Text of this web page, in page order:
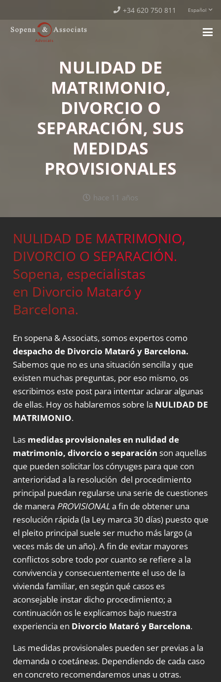
+34 620 750 811 Español
NULIDAD DE
MATRIMONIO,
DIVORCIO O
SEPARACIÓN, SUS
MEDIDAS
PROVISIONALES
hace 11 años
NULIDAD DE MATRIMONIO,
DIVORCIO O SEPARACIÓN.
Sopena, especialistas
en Divorcio Mataró y
Barcelona.
En sopena & Associats, somos expertos como
despacho de Divorcio Mataró y Barcelona.
Sabemos que no es una situación sencilla y que
existen muchas preguntas, por eso mismo, os
escribimos este post para intentar aclarar algunas
de ellas. Hoy os hablaremos sobre la NULIDAD DE
MATRIMONIO.
Las medidas provisionales en nulidad de
matrimonio, divorcio o separación son aquellas
que pueden solicitar los cónyuges para que con
anterioridad a la resolución del procedimiento
principal puedan regularse una serie de cuestiones
de manera PROVISIONALa fin de obtener una
resolución rápida (la Ley marca 30 días) puesto que
el pleito principal suele ser mucho más largo (a
veces más de un año). A fin de evitar mayores
conflictos sobre todo por cuanto se refiere a la
convivencia y consecuentemente el uso de la
vivienda familiar, en según qué casos es
aconsejable instar dicho procedimiento; a
continuación os le explicamos bajo nuestra
experiencia en Divorcio Mataró y Barcelona.
Las medidas provisionales pueden ser previas a la
demanda o coetáneas. Dependiendo de cada caso
en concreto recomendaremos unas u otras.